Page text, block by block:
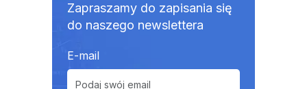
Zapraszamy do zapisania się
do naszego newslettera
E-mail